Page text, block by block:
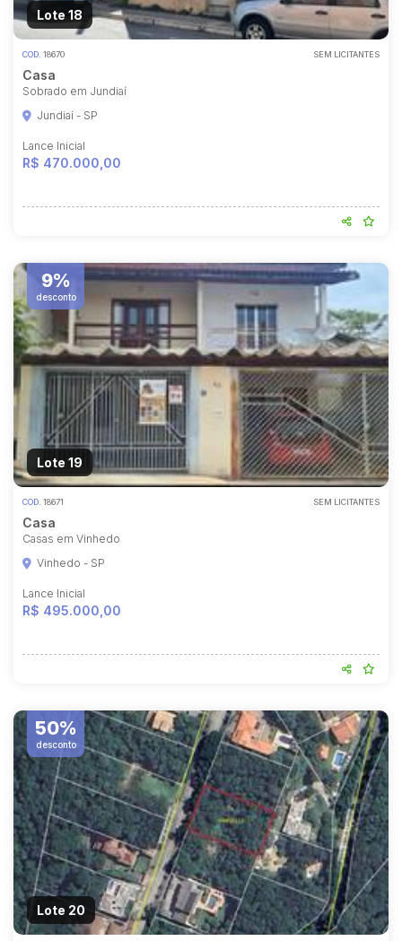
Lote 18
COD. 18670 SEM LICITANTES
Casa
Sobrado em Jundiaí
Jundiaí - SP
Lance Inicial
R$ 470.000,00
9%
desconto
Lote 19
COD. 18671 SEM LICITANTES
Casa
Casas em Vinhedo
Vinhedo - SP
Lance Inicial
R$ 495.000,00
50%
desconto
Lote 20